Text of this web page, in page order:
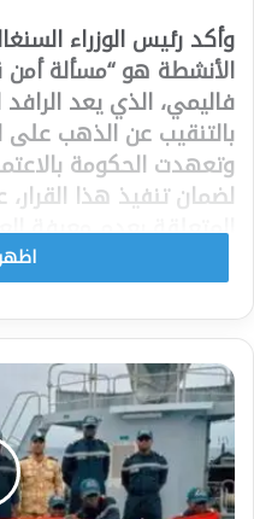
وأكد رئيس الوزراء
الأنشطة هو “مسألة
فاليمي، الذي يعد
بالتنقيب عن الذهب على
وتعهدت الحكومة
لضمان تنفيذ هذا
المتعلقة بعدم معرفة
شارك هذا الموضوع:
فيس بوك X
معجب بهذه: